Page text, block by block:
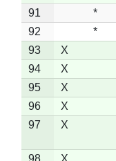
91 *
92
*
93
X
94
X
95
X
96
X
97
X
98 X